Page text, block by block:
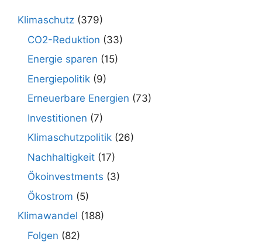
Klimaschutz (379)
CO2-Reduktion (33)
Energie sparen (15)
Energiepolitik (9)
Erneuerbare Energien (73)
Investitionen (7)
Klimaschutzpolitik (26)
Nachhaltigkeit (17)
Ökoinvestments (3)
Ökostrom (5)
Klimawandel (188)
Folgen (82)